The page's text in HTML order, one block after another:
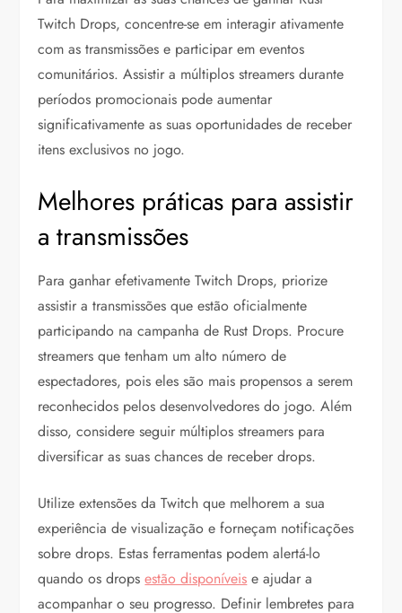
Twitch Drops, concentre-se em interagir ativamente
com as transmissões e participar em eventos
comunitários. Assistir a múltiplos streamers durante
períodos promocionais pode aumentar
significativamente as suas oportunidades de receber
itens exclusivos no jogo.
Melhores práticas para assistir
a transmissões
Para ganhar efetivamente Twitch Drops, priorize
assistir a transmissões que estão oficialmente
participando na campanha de Rust Drops. Procure
streamers que tenham um alto número de
espectadores, pois eles são mais propensos a serem
reconhecidos pelos desenvolvedores do jogo. Além
disso, considere seguir múltiplos streamers para
diversificar as suas chances de receber drops.
Utilize extensões da Twitch que melhorem a sua
experiência de visualização e forneçam notificações
sobre drops. Estas ferramentas podem alertá-lo
quando os dropsestão disponíveis e ajudar a
acompanhar o seu progresso. Definir lembretes para